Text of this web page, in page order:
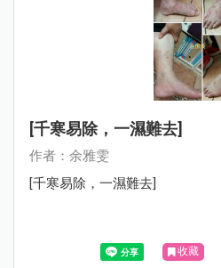
[千寒易除，一濕難去]
作者：余雅雯
[千寒易除，一濕難去]
收藏